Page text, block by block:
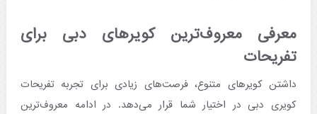
معرفی معروف‌ترین کویرهای دبی برای
تفریحات
داشتن کویرهای متنوع، فرصت‌های زیادی برای تجربه تفریحات
کویری دبی در اختیار شما قرار می‌دهد. در ادامه معروف‌ترین